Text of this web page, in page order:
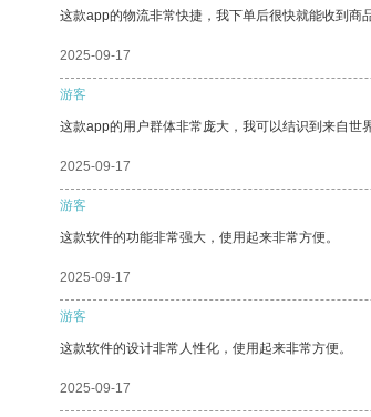
这款app的物流非常快捷，我下单后很快就能收到商品
2025-09-17
游客
这款app的用户群体非常庞大，我可以结识到来自世
2025-09-17
游客
这款软件的功能非常强大，使用起来非常方便。
2025-09-17
游客
这款软件的设计非常人性化，使用起来非常方便。
2025-09-17